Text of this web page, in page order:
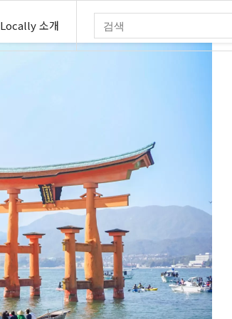
Locally 소개